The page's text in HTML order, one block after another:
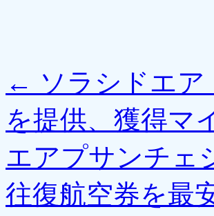
← ソラシドエ
を提供、獲得マ
エアプサンチェ
往復航空券を最